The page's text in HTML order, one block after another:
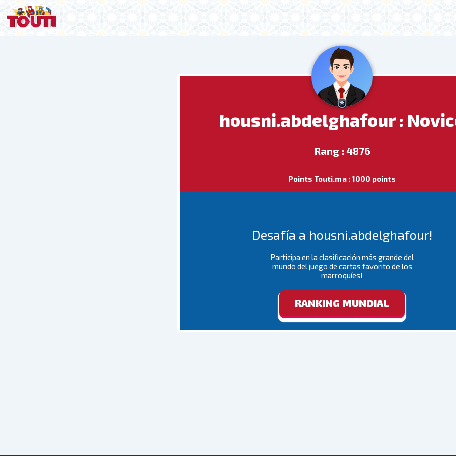
housni.abdelghafour :
Rang : 4876
Points Touti.ma : 1000 points
Desafía a housni.abdelghafour!
Participa en la clasificación más grande del
mundo del juego de cartas favorito de los
marroquíes!
RANKING MUNDIAL